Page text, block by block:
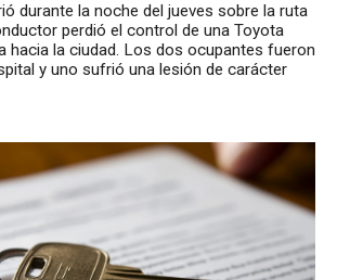
durante la noche del jueves sobre la ruta
perdió el control de una Toyota
hacia la ciudad. Los dos ocupantes fueron
y uno sufrió una lesión de carácter